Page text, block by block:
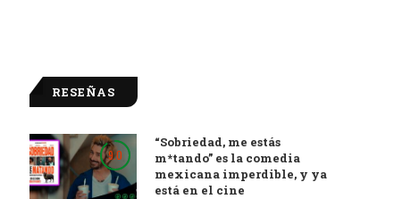
RESEÑAS
9.0
“Sobriedad, me estás
m*tando” es la comedia
mexicana imperdible, y ya
está en el cine